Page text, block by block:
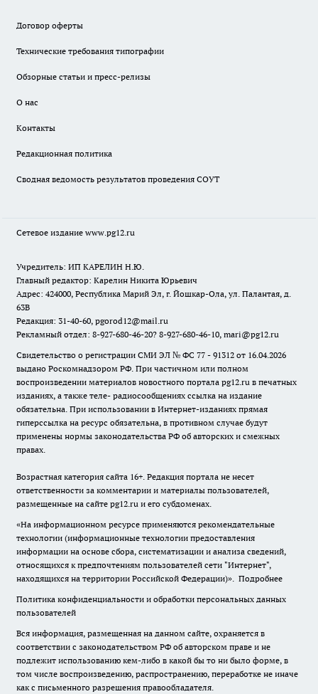
Договор оферты
Технические требования типографии
Обзорные статьи и пресс-релизы
О нас
Контакты
Редакционная политика
Сводная ведомость результатов проведения СОУТ
Сетевое издание www.pg12.ru
Учредитель: ИП КАРЕЛИН Н.Ю.
Главный редактор: Карелин Никита Юрьевич
Адрес: 424000, Республика Марий Эл, г. Йошкар-Ола, ул. Палантая, д.
63В
Редакция: 31-40-60, pgorod12@mail.ru
Рекламный отдел: 8-927-680-46-20? 8-927-680-46-10, mari@pg12.ru
Свидетельство о регистрации СМИ ЭЛ № ФС 77 - 91312 от 16.04.2026
выдано Роскомнадзором РФ. При частичном или полном
воспроизведении материалов новостного портала pg12.ru в печатных
изданиях, а также теле- радиосообщениях ссылка на издание
обязательна. При использовании в Интернет-изданиях прямая
гиперссылка на ресурс обязательна, в противном случае будут
применены нормы законодательства РФ об авторских и смежных
правах.
Возрастная категория сайта 16+. Редакция портала не несет
ответственности за комментарии и материалы пользователей,
размещенные на сайте pg12.ru и его субдоменах.
«На информационном ресурсе применяются рекомендательные
технологии (информационные технологии предоставления
информации на основе сбора, систематизации и анализа сведений,
относящихся к предпочтениям пользователей сети "Интернет",
находящихся на территории Российской Федерации)». Подробнее
Политика конфиденциальности и обработки персональных данных
пользователей
Вся информация, размещенная на данном сайте, охраняется в
соответствии с законодательством РФ об авторском праве и не
подлежит использованию кем-либо в какой бы то ни было форме, в
том числе воспроизведению, распространению, переработке не иначе
как с письменного разрешения правообладателя.